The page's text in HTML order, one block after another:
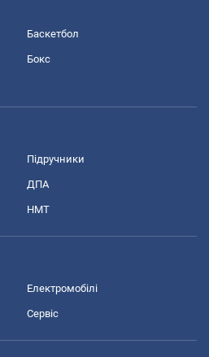
Баскетбол
Бокс
Підручники
ДПА
НМТ
Електромобілі
Сервіс